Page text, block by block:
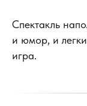
Спектакль
и юмор, и
игра.